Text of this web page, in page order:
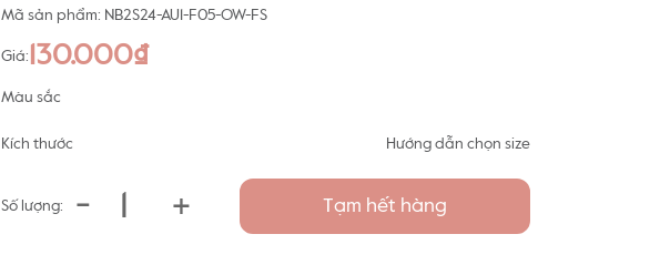
Mã sản phẩm: NB2S24-AU1-F05-OW-FS
Giá: 130.000₫
Màu sắc
Kích thước Hướng dẫn chọn size
Số lượng: - + Tạm hết hàng